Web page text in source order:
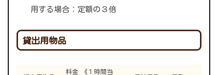
用する場合：定額の３倍
貸出用物品
料金 《１時間当